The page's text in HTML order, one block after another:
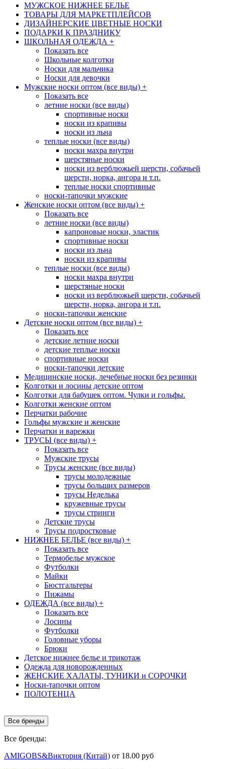
МУЖСКОЕ НИЖНЕЕ БЕЛЬЕ
ТОВАРЫ ДЛЯ МАРКЕТПЛЕЙСОВ
ДИЗАЙНЕРСКИЕ ЦВЕТНЫЕ НОСКИ
ПОДАРКИ К ПРАЗДНИКУ
ШКОЛЬНАЯ ОДЕЖДА +
Показать все
Школьные колготки
Носки для мальчика
Носки для девочки
Мужские носки оптом (все виды) +
Показать все
летние носки (все виды)
спортивные носки
носки из крапивы
носки из льна
теплые носки (все виды)
носки махра внутри
шерстяные носки
носки из верблюжьей шерсти, собачьей
шерсти, норка, ангора и т.п.
теплые носки спортивные
носки-тапочки мужские
Женские носки оптом (все виды) +
Показать все
летние носки (все виды)
капроновые носки, эластик
спортивные носки
носки из льна
носки из крапивы
теплые носки (все виды)
носки махра внутри
шерстяные носки
носки из верблюжьей шерсти, собачьей
шерсти, норка, ангора и т.п.
носки-тапочки женские
Детские носки оптом (все виды) +
Показать все
детские летние носки
детские теплые носки
спортивные носки
носки-тапочки детские
Медицинские носки, лечебные носки без резинки
Колготки и лосины детские оптом
Колготки для бабушек оптом. Чулки и гольфы.
Колготки женские оптом
Перчатки рабочие
Гольфы мужские и женские
Перчатки и варежки
ТРУСЫ (все виды) +
Показать все
Мужские трусы
Трусы женские (все виды)
трусы молодежные
трусы больших размеров
трусы Неделька
кружевные трусы
трусы стринги
Детские трусы
Трусы подростковые
НИЖНЕЕ БЕЛЬЕ (все виды) +
Показать все
Термобелье мужское
Футболки
Майки
Бюстгальтеры
Пижамы
ОДЕЖДА (все виды) +
Показать все
Лосины
Футболки
Головные уборы
Брюки
Детское нижнее белье и трикотаж
Одежда для новорожденных
ЖЕНСКИЕ ХАЛАТЫ, ТУНИКИ и СОРОЧКИ
Носки-тапочки оптом
ПОЛОТЕНЦА
Все бренды
Все бренды:
AMIGOBS&Виктория (Китай) от 18.00 руб